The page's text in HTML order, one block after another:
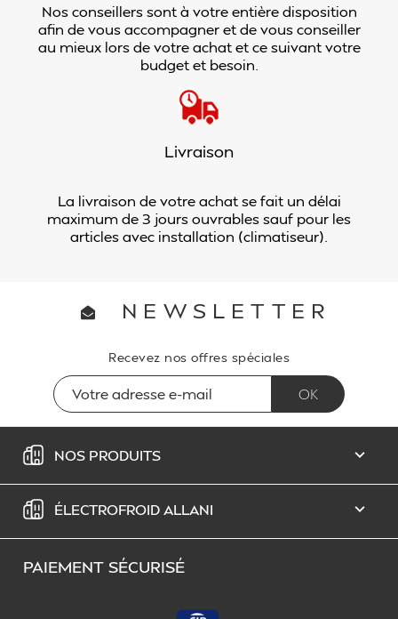
Nos conseillers sont à votre entière disposition
afin de vous accompagner et de vous conseiller
au mieux lors de votre achat et ce suivant votre
budget et besoin.
Livraison
La livraison de votre achat se fait un délai
maximum de 3 jours ouvrables sauf pour les
articles avec installation (climatiseur).
NEWSLETTER
Recevez nos offres spéciales
NOS PRODUITS 
ÉLECTROFROID ALLANI 
PAIEMENT SÉCURISÉ